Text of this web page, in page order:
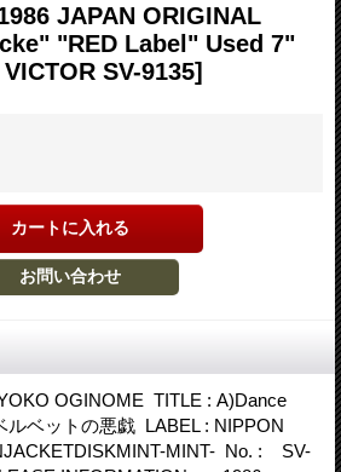
JAPAN ORIGINAL
"RED Label" Used 7"
SV-9135]
OGINOME TITLE : A)Dance
ベットの悪戯 LABEL : NIPPON
MINT- No. : SV-